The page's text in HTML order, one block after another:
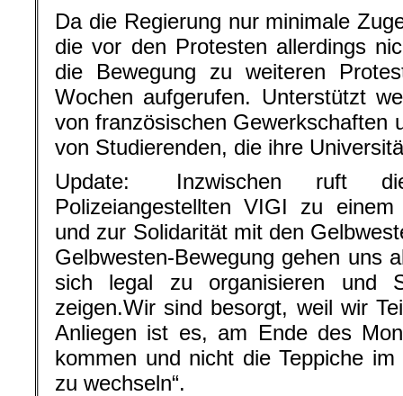
Da die Regierung nur minimale
die vor den Protesten allerdings
die Bewegung zu weiteren
Wochen aufgerufen. Unterstützt
von französischen Gewerkschaften
von Studierenden, die ihre
Update: Inzwischen ruft
Polizeiangestellten VIGI zu
und zur Solidarität mit den
Gelbwesten-Bewegung gehen uns
sich legal zu organisieren und
zeigen.Wir sind besorgt, weil wir
Anliegen ist es, am Ende des
kommen und nicht die Teppiche
zu wechseln“.